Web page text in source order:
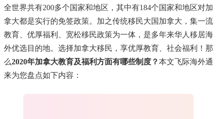
全世界共有200多个国家和地区，其中有184个国家和地区对加
拿大都是实行的免签政策。加之传统移民大国加拿大，集一流
教育、优厚福利、宽松移民政策为一体，是多年来华人移居海
外优选目的地。选择加拿大移民，享优厚教育、社会福利！那
么2020年加拿大教育及福利方面有哪些制度？本文飞际海外通
来为您盘点如下内容：